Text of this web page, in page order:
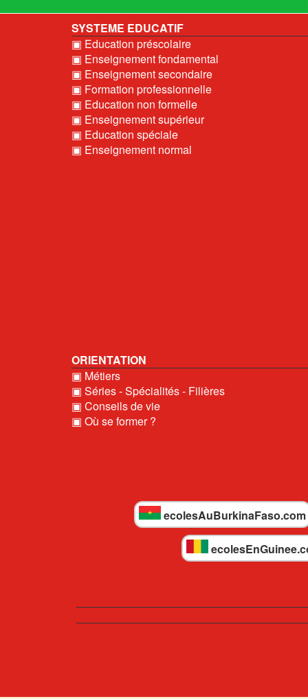
SYSTEME EDUCATIF
▣ Education préscolaire
▣ Enseignement fondamental
▣ Enseignement secondaire
▣ Formation professionnelle
▣ Education non formelle
▣ Enseignement supérieur
▣ Education spéciale
▣ Enseignement normal
ORIENTATION
▣ Métiers
▣ Séries - Spécialités - Filières
▣ Conseils de vie
▣ Où se former ?
ecolesAuBurkinaFaso.com